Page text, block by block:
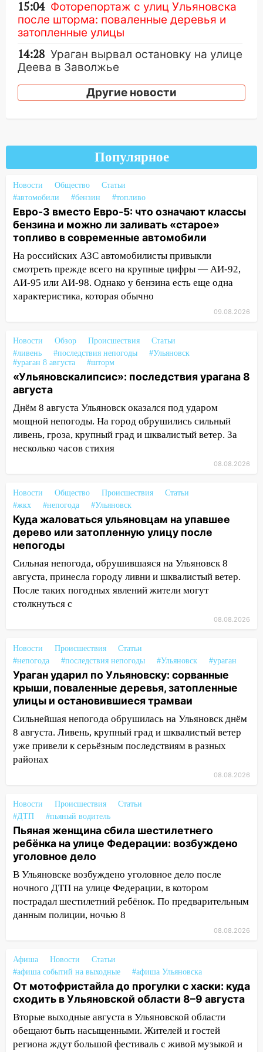
15:04 Фоторепортаж с улиц Ульяновска
после шторма: поваленные деревья и
затопленные улицы
14:28 Ураган вырвал остановку на улице
Деева в Заволжье
14:26 Жители Ульяновска сами
пытаются расчистить ливнёвки, не
на улице Любови Шевцовой рухнул
14:14
Студента из Ульяновска обманули
мошенники под видом преподавателя
14:12
Куда жаловаться ульяновцам на
упавшее дерево или затопленную улицу
после непогоды
13:59 В Новом городе ураганным
ветром сорвало опалубку со
строящегося дома
В мэрии Ульяновска рассказали,
шторма
13:49 Стихия продолжает крушить
Ульяновск: дерево рухнуло на дом на
Орджоникидзе
13:47 На Нижней Террасе мощным
ветром вырвало дерево с корнем
13:46 Сильный ветер сорвал крышу с
транспорту: в Ульяновске трамвай
сошёл с рельсов
13:22 Упавшие деревья перекрыли
дороги в Ульяновске: фото
13:17 Непогода в Ульяновске не
закончится сегодня: сильные ливни
сохранятся 9 августа
13:15 Трижды «брал в долг» без спроса:
житель Вешкаймского района похитил у
13:14
Ураган оторвал светофор на
проспекте Филатова в Ульяновске
13:12 Дерево пробило крышу дома на
Новгородской в Ульяновске и рухнуло
на электрощит
13:10 В Заволжском районе дерево
упало во дворе
Ураган ударил по Ульяновску:
затопленные улицы и остановившиеся
трамваи
12:17 Ульяновск накрыл крупный град:
после ливня город снова уходит под
воду
12:12 Прокуратура взяла на контроль
ДТП с шестилетним ребёнком на улице
Федерации
Федерации: возбуждено уголовное дело
11:16 В Ульяновске ищут 37-летнего
мужчину, пропавшего ещё 19 июля
10:30
От мотофристайла до прогулки с
хаски: куда сходить в Ульяновской
области 8–9 августа
Другие новости
Популярное
Новости Общество
Статьи
#автомобили
#бензин #топливо
Евро-3 вместо Евро-5: что означают классы
бензина и можно ли заливать «старое»
топливо в современные автомобили
На российских АЗС автомобилисты привыкли
смотреть прежде всего на крупные цифры — АИ-92,
АИ-95 или АИ-98. Однако у бензина есть еще одна
характеристика, которая обычно
09.08.2026
Новости Обзор Происшествия
Статьи
#ливень
#последствия непогоды
#Ульяновск
#ураган 8 августа
#шторм
«Ульяновскалипсис»: последствия урагана 8
августа
Днём 8 августа Ульяновск оказался под ударом
мощной непогоды. На город обрушились сильный
ливень, гроза, крупный град и шквалистый ветер. За
несколько часов стихия
08.08.2026
Новости Общество Происшествия
Статьи
#жкх
#непогода #Ульяновск
Куда жаловаться ульяновцам на упавшее
дерево или затопленную улицу после
непогоды
Сильная непогода, обрушившаяся на Ульяновск 8
августа, принесла городу ливни и шквалистый ветер.
После таких погодных явлений жители могут
столкнуться с
08.08.2026
Новости Происшествия
Статьи
#непогода
#последствия непогоды #Ульяновск #ураган
Ураган ударил по Ульяновску: сорванные
крыши, поваленные деревья, затопленные
улицы и остановившиеся трамваи
Сильнейшая непогода обрушилась на Ульяновск днём
8 августа. Ливень, крупный град и шквалистый ветер
уже привели к серьёзным последствиям в разных
районах
08.08.2026
Новости Происшествия
Статьи
#ДТП
#пьяный водитель
Пьяная женщина сбила шестилетнего
ребёнка на улице Федерации: возбуждено
уголовное дело
В Ульяновске возбуждено уголовное дело после
ночного ДТП на улице Федерации, в котором
пострадал шестилетний ребёнок. По предварительным
данным полиции, ночью 8
08.08.2026
Афиша Новости
Статьи
#афиша событий на выходные
#афиша Ульяновска
От мотофристайла до прогулки с хаски: куда
сходить в Ульяновской области 8–9 августа
Вторые выходные августа в Ульяновской области
обещают быть насыщенными. Жителей и гостей
региона ждут большой фестиваль с живой музыкой и